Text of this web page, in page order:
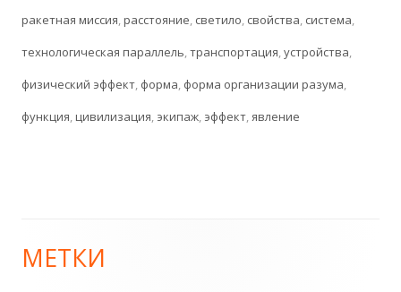
ракетная миссия,расстояние, светило, свойства, система,
технологическая параллель,транспортация,устройства,
физический эффект, форма, форма организации разума,
функция,цивилизация, экипаж, эффект,явление
Главная
МЕТКИ